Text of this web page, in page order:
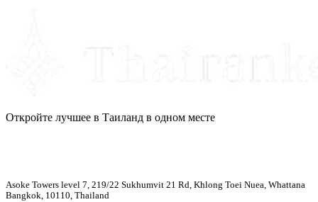
Откройте лучшее в Таиланд в одном месте
Asoke Towers level 7, 219/22 Sukhumvit 21 Rd, Khlong Toei Nuea, Whattana
Bangkok, 10110, Thailand